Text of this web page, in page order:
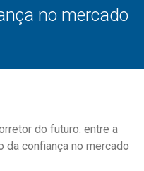
no mercado
do futuro: entre a
da confiança no mercado